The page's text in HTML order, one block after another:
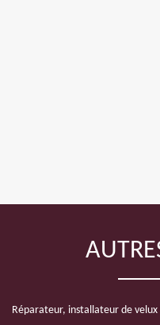
Réparateur, installateur de velux